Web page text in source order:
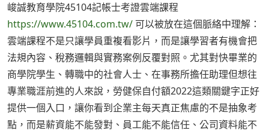
峻誠教育學院45104記帳士考證雲端課程
https://www.45104.com.tw/ 可以被放在這個脈絡中理解：
雲端課程不是只讓學員重複看影片，而是讓學習者有機會把
法規內容、稅務邏輯與實務案例反覆對照。尤其對快畢業的
商學院學生、轉職中的社會人士、在事務所擔任助理但想往
專業職涯前進的人來說，勞健保自付額2022這類關鍵字正好
提供一個入口，讓你看到企業主每天真正焦慮的不是抽象考
點，而是薪資能不能發對、員工能不能信任、公司資料能不